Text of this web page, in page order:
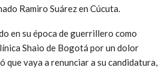
Ramiro Suárez en Cúcuta.
en su época de guerrillero como
Shaio de Bogotá por un dolor
que vaya a renunciar a su candidatura,